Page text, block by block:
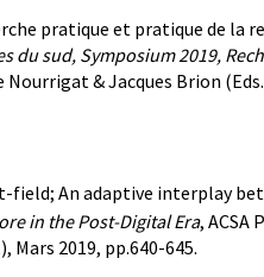
pratique et pratique de la
du sud, Symposium 2019,
Nourrigat & Jacques Brion
field; An adaptive interplay
in the Post-Digital Era, ACSA
Mars 2019, pp.640-645.